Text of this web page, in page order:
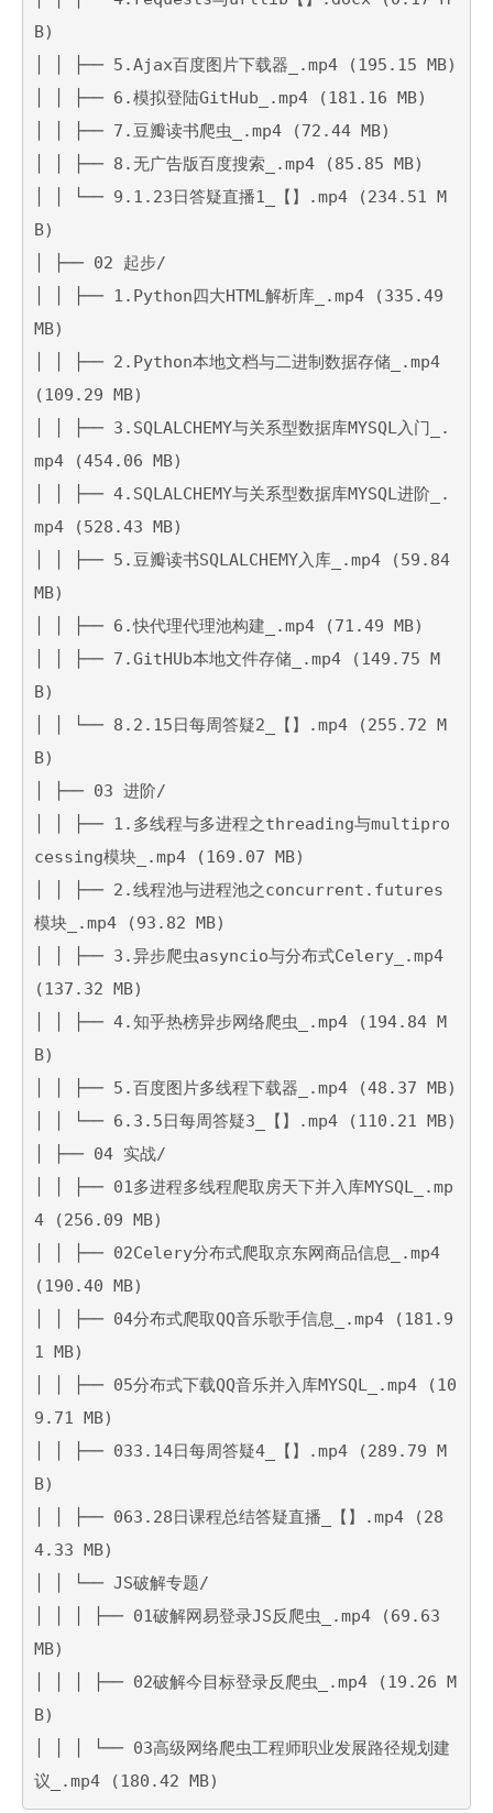
B)
│ │ ├── 5.Ajax百度图片下载器_.mp4 (195.15 MB)
│ │ ├── 6.模拟登陆GitHub_.mp4 (181.16 MB)
│ │ ├── 7.豆瓣读书爬虫_.mp4 (72.44 MB)
│ │ ├── 8.无广告版百度搜索_.mp4 (85.85 MB)
│ │ └── 9.1.23日答疑直播1_【】.mp4 (234.51 M
B)
│ ├── 02 起步/
│ │ ├── 1.Python四大HTML解析库_.mp4 (335.49
MB)
│ │ ├── 2.Python本地文档与二进制数据存储_.mp4
(109.29 MB)
│ │ ├── 3.SQLALCHEMY与关系型数据库MYSQL入门_.
mp4 (454.06 MB)
│ │ ├── 4.SQLALCHEMY与关系型数据库MYSQL进阶_.
mp4 (528.43 MB)
│ │ ├── 5.豆瓣读书SQLALCHEMY入库_.mp4 (59.84
MB)
│ │ ├── 6.快代理代理池构建_.mp4 (71.49 MB)
│ │ ├── 7.GitHUb本地文件存储_.mp4 (149.75 M
B)
│ │ └── 8.2.15日每周答疑2_【】.mp4 (255.72 M
B)
│ ├── 03 进阶/
│ │ ├── 1.多线程与多进程之threading与multipro
cessing模块_.mp4 (169.07 MB)
│ │ ├── 2.线程池与进程池之concurrent.futures
模块_.mp4 (93.82 MB)
│ │ ├── 3.异步爬虫asyncio与分布式Celery_.mp4
(137.32 MB)
│ │ ├── 4.知乎热榜异步网络爬虫_.mp4 (194.84 M
B)
│ │ ├── 5.百度图片多线程下载器_.mp4 (48.37 MB)
│ │ └── 6.3.5日每周答疑3_【】.mp4 (110.21 MB)
│ ├── 04 实战/
│ │ ├── 01多进程多线程爬取房天下并入库MYSQL_.mp
4 (256.09 MB)
│ │ ├── 02Celery分布式爬取京东网商品信息_.mp4
(190.40 MB)
│ │ ├── 04分布式爬取QQ音乐歌手信息_.mp4 (181.9
1 MB)
│ │ ├── 05分布式下载QQ音乐并入库MYSQL_.mp4 (10
9.71 MB)
│ │ ├── 033.14日每周答疑4_【】.mp4 (289.79 M
B)
│ │ ├── 063.28日课程总结答疑直播_【】.mp4 (28
4.33 MB)
│ │ └── JS破解专题/
│ │ │ ├── 01破解网易登录JS反爬虫_.mp4 (69.63
MB)
│ │ │ ├── 02破解今目标登录反爬虫_.mp4 (19.26 M
B)
│ │ │ └── 03高级网络爬虫工程师职业发展路径规划建
议_.mp4 (180.42 MB)